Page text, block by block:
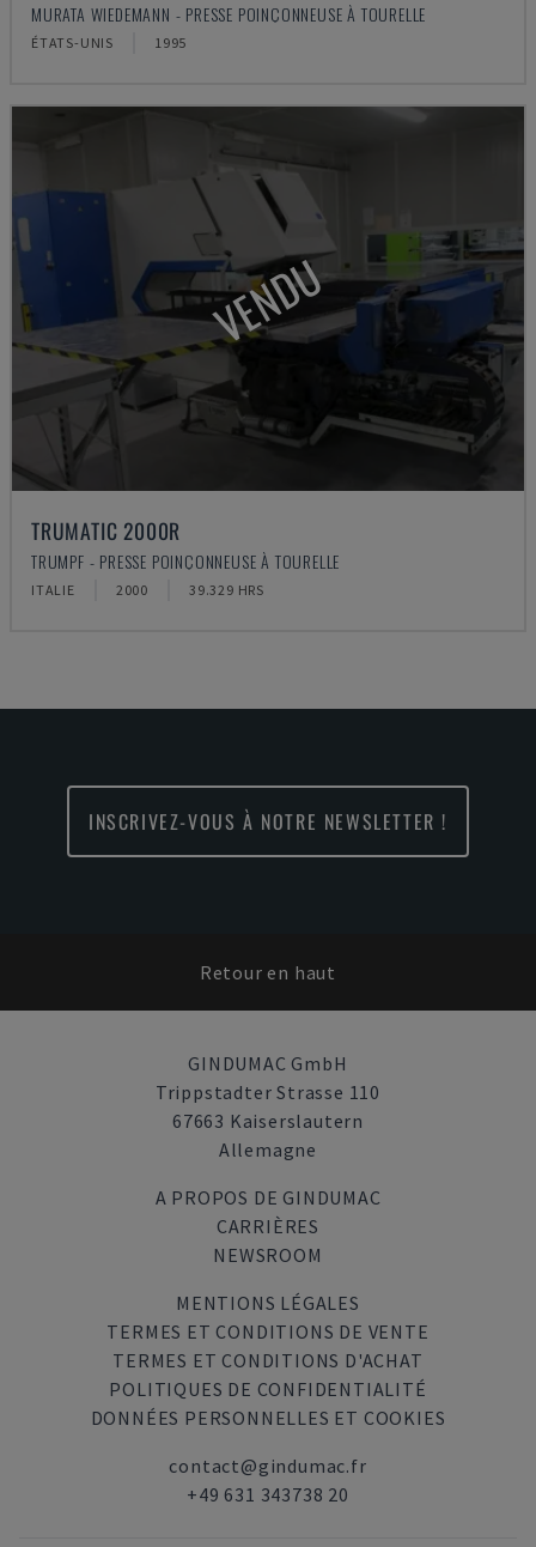
MURATA WIEDEMANN - PRESSE POINÇONNEUSE À TOURELLE
ÉTATS-UNIS 1995
VENDU
TRUMATIC 2000R
TRUMPF - PRESSE POINÇONNEUSE À TOURELLE
ITALIE 2000 39.329 HRS
INSCRIVEZ-VOUS À NOTRE NEWSLETTER !
Retour en haut
GINDUMAC GmbH
Trippstadter Strasse 110
67663 Kaiserslautern
Allemagne
A PROPOS DE GINDUMAC
CARRIÈRES
NEWSROOM
MENTIONS LÉGALES
TERMES ET CONDITIONS DE VENTE
TERMES ET CONDITIONS D'ACHAT
POLITIQUES DE CONFIDENTIALITÉ
DONNÉES PERSONNELLES ET COOKIES
contact@gindumac.fr
+49 631 343738 20